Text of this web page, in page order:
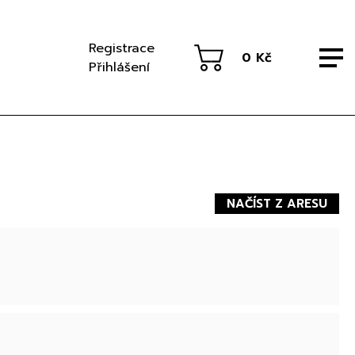
Registrace
Přihlášení
0 Kč
NAČÍST Z ARESU